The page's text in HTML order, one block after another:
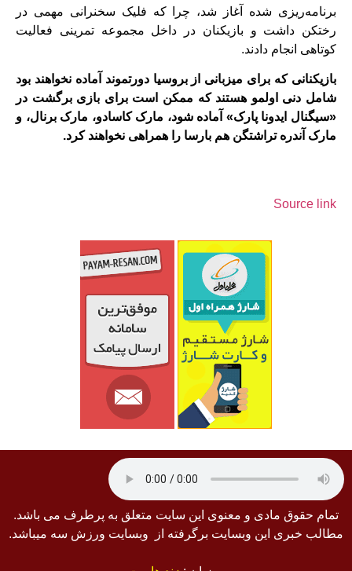
برنامه‌‌ریزی‌ شده آغاز شد، چرا که فلیک سخنرانی مهمی در
رختکن داشت و بازیکنان در داخل مجموعه تمرینی فعالیت
کوتاهی انجام دادند.
بازیکنانی که برای میزبانی از بروسیا دورتموند آماده نخواهند بود
شامل دنی اولمو هستند که ممکن است برای بازی برگشت در
«سیگنال ایدونا پارک» آماده شود، مارک کاسادو، مارک برنال، و
مارک آندره تراشتگن هم بارسا را همراهی نخواهند کرد.
Source link
تمام حقوق مادی و معنوی این سایت متعلق به پرطرف می باشد.
مطالب خبری این وبسایت برگرفته از وبسایت ورزش سه میباشد.